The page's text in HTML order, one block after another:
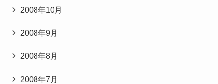
2008年10月
2008年9月
2008年8月
2008年7月